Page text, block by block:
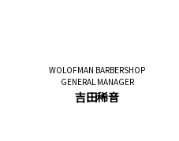
WOLOFMAN BARBERSHOP
GENERAL MANAGER
吉田稀音